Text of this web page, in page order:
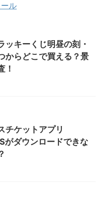
ル
ッキーくじ明昼の刻・
からどこで買える？景
！
チケットアプリ
がダウンロードできな